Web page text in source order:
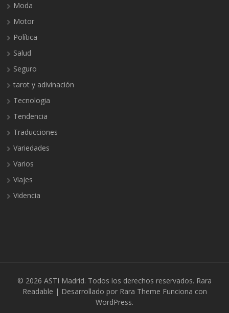
Moda
Motor
Política
Salud
Seguro
tarot y adivinación
Tecnologia
Tendencia
Traducciones
Variedades
Varios
Viajes
Videncia
© 2026 ASTI Madrid. Todos los derechos reservados. Rara
Readable | Desarrollado por Rara Theme Funciona con
WordPress.